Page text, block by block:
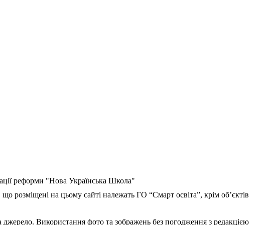
реформи "Нова Українська Школа"
розміщені на цьому сайті належать ГО “Смарт освіта”, крім об’єктів
Використання фото та зображень без погодження з редакцією